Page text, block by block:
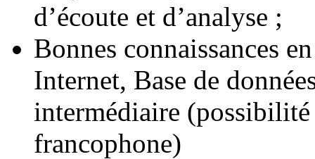
d’écoute et d’analyse ;
Bonnes connaissances
Internet, Base de
intermédiaire
francophone)